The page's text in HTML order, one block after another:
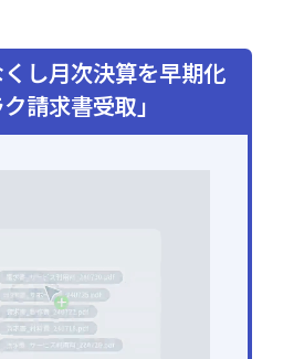
し月次決算を早期化
ク請求書受取」